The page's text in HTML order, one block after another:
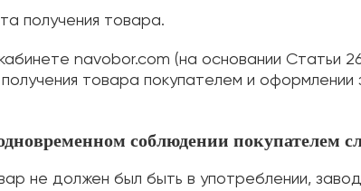
получения товара.
navobor.com (на основании Статьи
товара покупателем и
соблюдении покупателем
не должен был быть в употреблении,